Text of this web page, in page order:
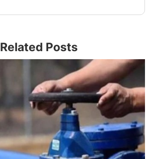
Related Posts